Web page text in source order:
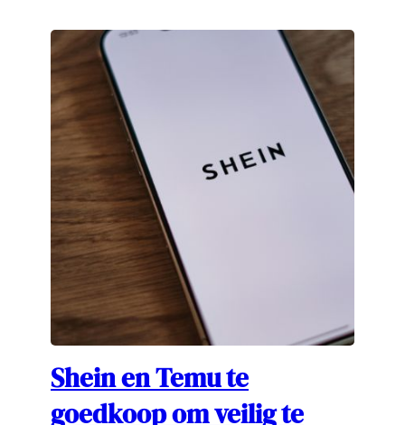
Shein en Temu te
goedkoop om veilig te